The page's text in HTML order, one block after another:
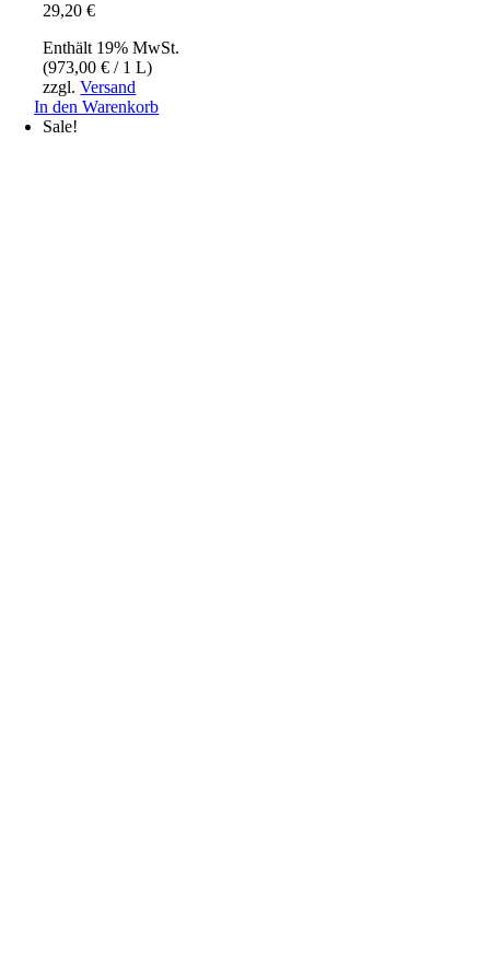
29,20€
Enthält 19% MwSt.
(973,00€ / 1 L)
zzgl.Versand
In den Warenkorb
Sale!